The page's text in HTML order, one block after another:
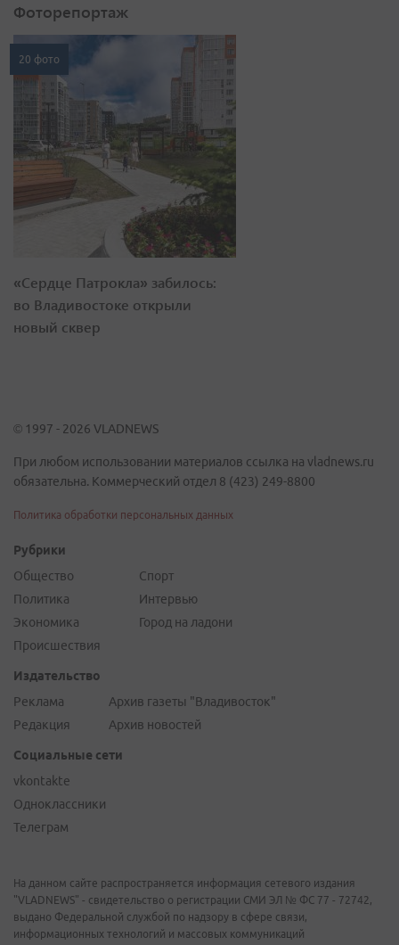
Фоторепортаж
20 фото
«Сердце Патрокла» забилось:
во Владивостоке открыли
новый сквер
© 1997 - 2026 VLADNEWS
При любом использовании материалов ссылка на vladnews.ru
обязательна. Коммерческий отдел 8 (423) 249-8800
Политика обработки персональных данных
Рубрики
Общество
Политика
Экономика
Происшествия
Спорт
Интервью
Город на ладони
Издательство
Реклама
Редакция
Архив газеты "Владивосток"
Архив новостей
Социальные сети
vkontakte
Одноклассники
Телеграм
На данном сайте распространяется информация сетевого издания
"VLADNEWS" - свидетельство о регистрации СМИ ЭЛ № ФС 77 - 72742,
выдано Федеральной службой по надзору в сфере связи,
информационных технологий и массовых коммуникаций